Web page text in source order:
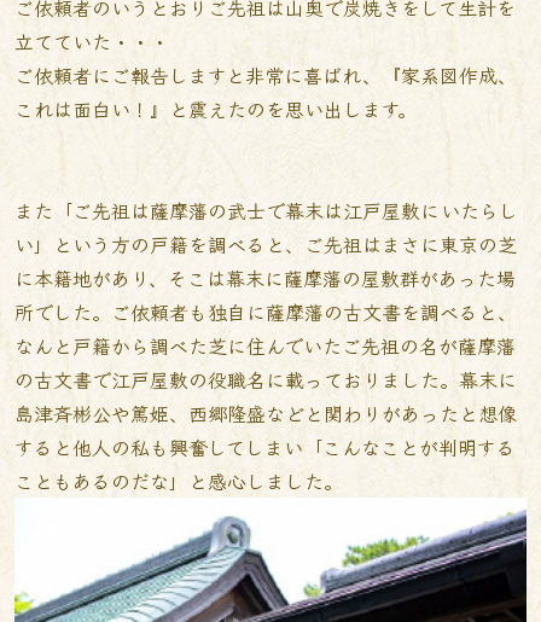
ご依頼者のいうとおりご先祖は山奥で炭焼きをして生計を
立てていた・・・
ご依頼者にご報告しますと非常に喜ばれ、『家系図作成、
これは面白い！』と震えたのを思い出します。
また「ご先祖は薩摩藩の武士で幕末は江戸屋敷にいたらし
い」という方の戸籍を調べると、ご先祖はまさに東京の芝
に本籍地があり、そこは幕末に薩摩藩の屋敷群があった場
所でした。ご依頼者も独自に薩摩藩の古文書を調べると、
なんと戸籍から調べた芝に住んでいたご先祖の名が薩摩藩
の古文書で江戸屋敷の役職名に載っておりました。幕末に
島津斉彬公や篤姫、西郷隆盛などと関わりがあったと想像
すると他人の私も興奮してしまい「こんなことが判明する
こともあるのだな」と感心しました。